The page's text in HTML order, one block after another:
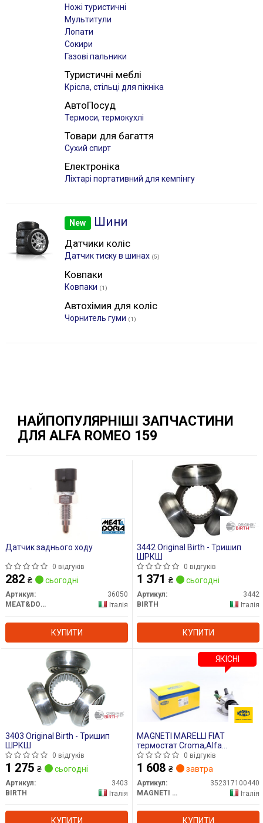
Ножі туристичні
Мультитули
Лопати
Сокири
Газові пальники
Туристичні меблі
Крісла, стільці для пікніка
АвтоПосуд
Термоси, термокухлі
Товари для багаття
Сухий спирт
Електроніка
Лiхтарі портативний для кемпінгу
New Шини
Датчики коліс
Датчик тиску в шинах (5)
Ковпаки
Ковпаки (1)
Автохімия для коліс
Чорнитель гуми (1)
НАЙПОПУЛЯРНІШІ ЗАПЧАСТИНИ
ДЛЯ ALFA ROMEO 159
Датчик заднього ходу
0 відгуків
282 ₴ сьогодні
Артикул:
36050
MEAT&DORIA
Італія
КУПИТИ
3442 Original Birth - Тришип
ШРКШ
0 відгуків
1 371 ₴ сьогодні
Артикул:
3442
BIRTH
Італія
КУПИТИ
3403 Original Birth - Тришип
ШРКШ
0 відгуків
1 275 ₴ сьогодні
Артикул:
3403
BIRTH
Італія
КУПИТИ
MAGNETI MARELLI FIAT
термостат Croma,Alfa
Romeo,Opel Vectra C,Suzuki
1.9DTI
0 відгуків
1 608 ₴ завтра
Артикул:
352317100440
MAGNETI MARELLI
Італія
КУПИТИ
ЯКІСНІ